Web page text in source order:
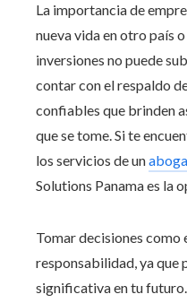
La importancia de
nueva vida en otro país
inversiones no puede
contar con el respaldo
confiables que brinden
que se tome. Si te
los servicios de un
Solutions Panama es la
Tomar decisiones como
responsabilidad, ya que
significativa en tu